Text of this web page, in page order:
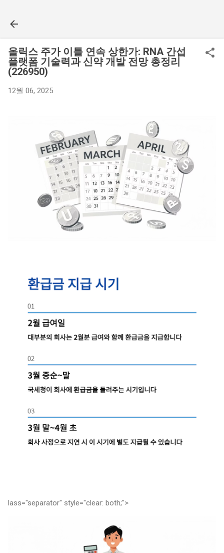
올릭스 주가 이틀 연속 상한가: RNA 간섭
플랫폼 기술력과 신약 개발 전망 총정리
(226950)
12월 06, 2025
lass="separator" style="clear: both;">